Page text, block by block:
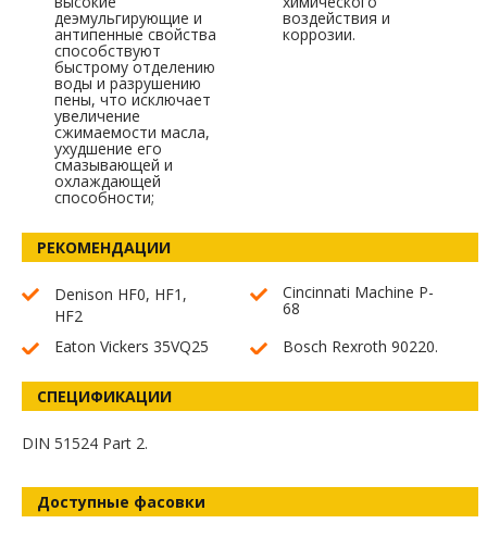
деэмульгирующие и
антипенные свойства
способствуют
быстрому отделению
воды и разрушению
пены, что исключает
увеличение
сжимаемости масла,
ухудшение его
смазывающей и
охлаждающей
способности;
воздействия и
коррозии.
РЕКОМЕНДАЦИИ
Denison HF0, HF1,
HF2
Cincinnati Machine P-
68
Eaton Vickers 35VQ25
Bosch Rexroth 90220.
СПЕЦИФИКАЦИИ
DIN 51524 Part 2.
Доступные фасовки